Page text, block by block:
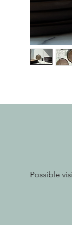
Possible